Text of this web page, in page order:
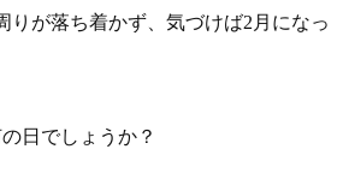
りが落ち着かず、気づけば2月になっ
日でしょうか？